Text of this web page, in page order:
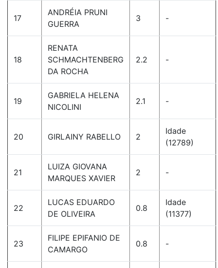
17
ANDRÉIA PRUNI
GUERRA
3 -
18
RENATA
SCHMACHTENBERG
DA ROCHA
2.2 -
19
GABRIELA HELENA
NICOLINI
2.1 -
20 GIRLAINY RABELLO 2
Idade
(12789)
21
LUIZA GIOVANA
MARQUES XAVIER
2 -
22
LUCAS EDUARDO
DE OLIVEIRA
0.8
Idade
(11377)
23
FILIPE EPIFANIO DE
CAMARGO
0.8 -